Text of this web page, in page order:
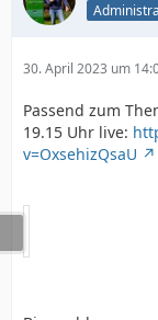
30. April 2023 um
Passend zum
19.15 Uhr live:
v=OxsehizQsaU